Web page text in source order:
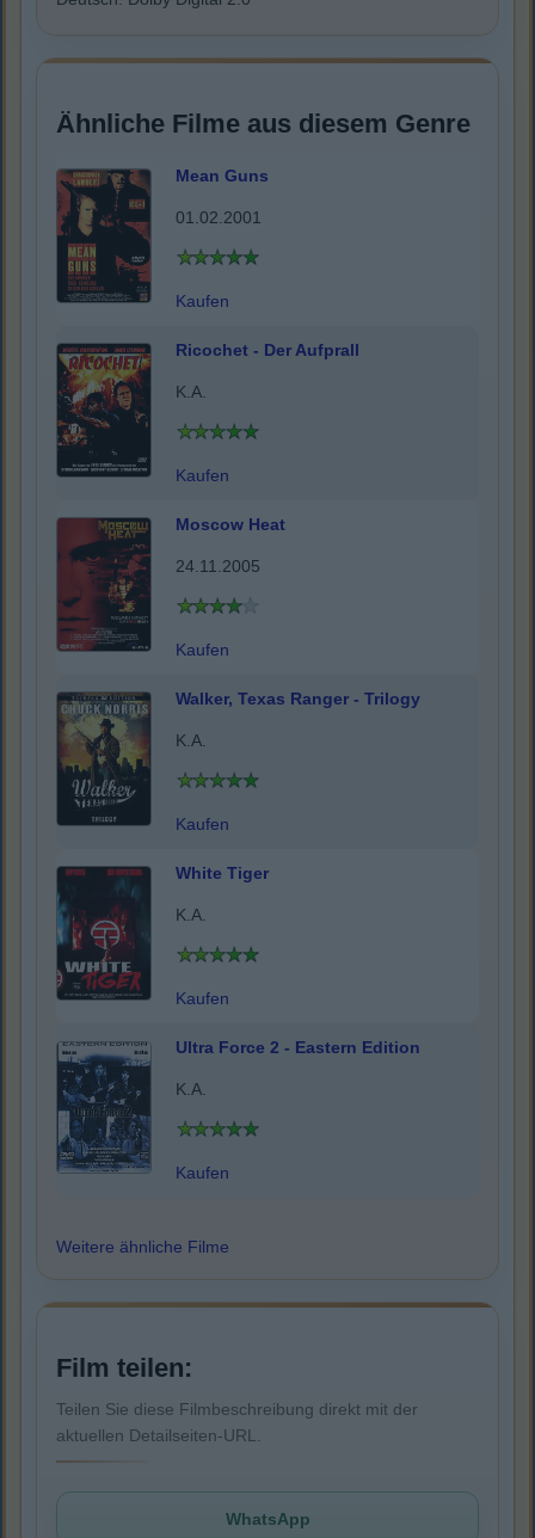
Ähnliche Filme aus diesem Genre
Mean Guns
01.02.2001
Kaufen
Ricochet - Der Aufprall
K.A.
Kaufen
Moscow Heat
24.11.2005
Kaufen
Walker, Texas Ranger - Trilogy
K.A.
Kaufen
White Tiger
K.A.
Kaufen
Ultra Force 2 - Eastern Edition
K.A.
Kaufen
Weitere ähnliche Filme
Film teilen:
Teilen Sie diese Filmbeschreibung direkt mit der
aktuellen Detailseiten-URL.
WhatsApp